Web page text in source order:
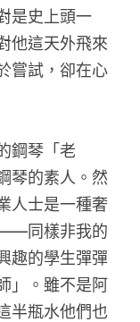
是史上頭一
他這天外飛來
嘗試，卻在心
鋼琴「老
琴的素人。然
人士是一種奢
同樣非我的
趣的學生彈彈
」。雖不是阿
半瓶水他們也